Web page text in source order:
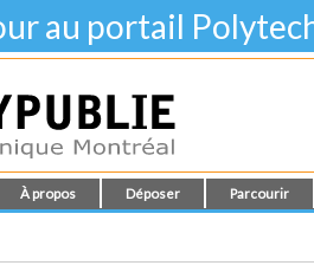
au portail
À propos Déposer Parcourir